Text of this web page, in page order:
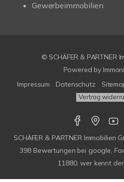
Gewerbeimmobilien
© SCHÄFER & PARTNER
Powered by
Impressum
Datenschutz
Vertrag
SCHÄFER & PARTNER Immobilien
398 Bewertungen bei google,
11880, wer kennt